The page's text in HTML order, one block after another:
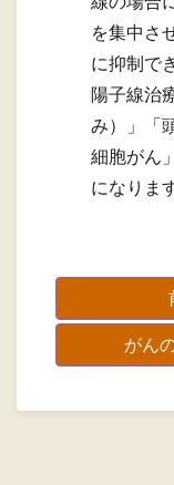
を集中さ
に抑制で
陽子線治
み）」「
細胞がん
になりま
がん